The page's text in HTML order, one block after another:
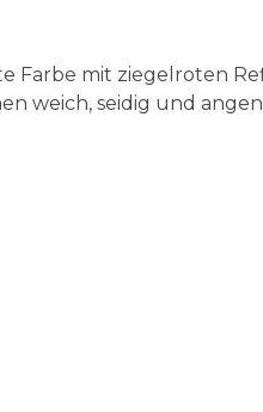
Farbe mit ziegelroten
weich, seidig und